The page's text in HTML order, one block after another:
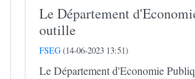
Le Département
outille
FSEG(14-06-2023 13:51)
Le Département d'Economie